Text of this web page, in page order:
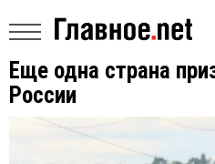
Еще одна страна
России